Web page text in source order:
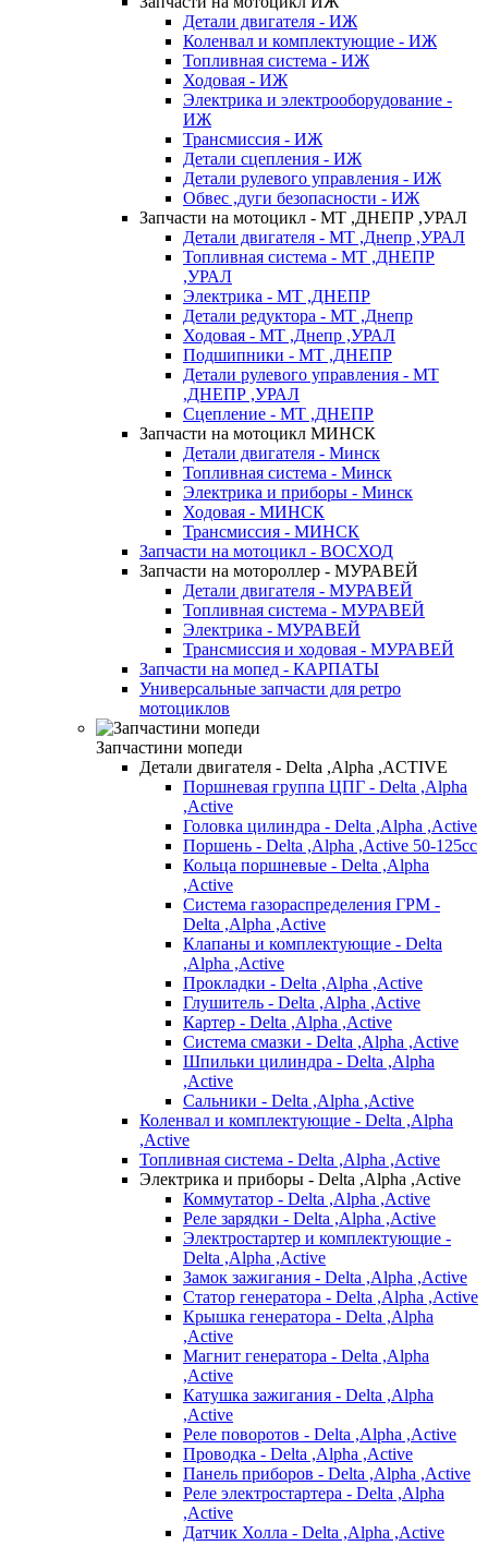
Детали двигателя - ИЖ
Коленвал и комплектующие - ИЖ
Топливная система - ИЖ
Ходовая - ИЖ
Электрика и электрооборудование -
ИЖ
Трансмиссия - ИЖ
Детали сцепления - ИЖ
Детали рулевого управления - ИЖ
Обвес ,дуги безопасности - ИЖ
Запчасти на мотоцикл - МТ ,ДНЕПР ,УРАЛ
Детали двигателя - МТ ,Днепр ,УРАЛ
Топливная система - МТ ,ДНЕПР
,УРАЛ
Электрика - МТ ,ДНЕПР
Детали редуктора - МТ ,Днепр
Ходовая - МТ ,Днепр ,УРАЛ
Подшипники - МТ ,ДНЕПР
Детали рулевого управления - МТ
,ДНЕПР ,УРАЛ
Сцепление - МТ ,ДНЕПР
Запчасти на мотоцикл МИНСК
Детали двигателя - Минск
Топливная система - Минск
Электрика и приборы - Минск
Ходовая - МИНСК
Трансмиссия - МИНСК
Запчасти на мотоцикл - ВОСХОД
Запчасти на мотороллер - МУРАВЕЙ
Детали двигателя - МУРАВЕЙ
Топливная система - МУРАВЕЙ
Электрика - МУРАВЕЙ
Трансмиссия и ходовая - МУРАВЕЙ
Запчасти на мопед - КАРПАТЫ
Универсальные запчасти для ретро
мотоциклов
Запчастини мопеди
Детали двигателя - Delta ,Alpha ,ACTIVE
Поршневая группа ЦПГ - Delta ,Alpha
,Active
Головка цилиндра - Delta ,Alpha ,Active
Поршень - Delta ,Alpha ,Active 50-125cc
Кольца поршневые - Delta ,Alpha
,Active
Система газораспределения ГРМ -
Delta ,Alpha ,Active
Клапаны и комплектующие - Delta
,Alpha ,Active
Прокладки - Delta ,Alpha ,Active
Глушитель - Delta ,Alpha ,Active
Картер - Delta ,Alpha ,Active
Система смазки - Delta ,Alpha ,Active
Шпильки цилиндра - Delta ,Alpha
,Active
Сальники - Delta ,Alpha ,Active
Коленвал и комплектующие - Delta ,Alpha
,Active
Топливная система - Delta ,Alpha ,Active
Электрика и приборы - Delta ,Alpha ,Active
Коммутатор - Delta ,Alpha ,Active
Реле зарядки - Delta ,Alpha ,Active
Электростартер и комплектующие -
Delta ,Alpha ,Active
Замок зажигания - Delta ,Alpha ,Active
Статор генератора - Delta ,Alpha ,Active
Крышка генератора - Delta ,Alpha
,Active
Магнит генератора - Delta ,Alpha
,Active
Катушка зажигания - Delta ,Alpha
,Active
Реле поворотов - Delta ,Alpha ,Active
Проводка - Delta ,Alpha ,Active
Панель приборов - Delta ,Alpha ,Active
Реле электростартера - Delta ,Alpha
,Active
Датчик Холла - Delta ,Alpha ,Active